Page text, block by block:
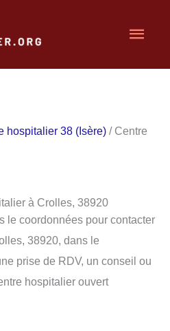
hospitalier 38 (Isère) / Centre
à Crolles, 38920
le coordonnées pour contacter
38920, dans le
prise de RDV, un conseil ou
hospitalier ouvert